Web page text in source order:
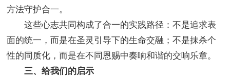
方法守护合一。
这些心志共同构成了合一的实践路径：不是追求表
面的统一，而是在圣灵引导下的生命交融；不是抹杀个
性的同质化，而是在不同恩赐中奏响和谐的交响乐章。
三、给我们的启示